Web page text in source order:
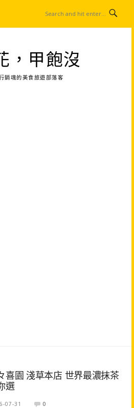
，甲飽沒
銷魂的美食旅遊部落客
喜園 淺草本店 世界最濃抹茶
選
07-31 0